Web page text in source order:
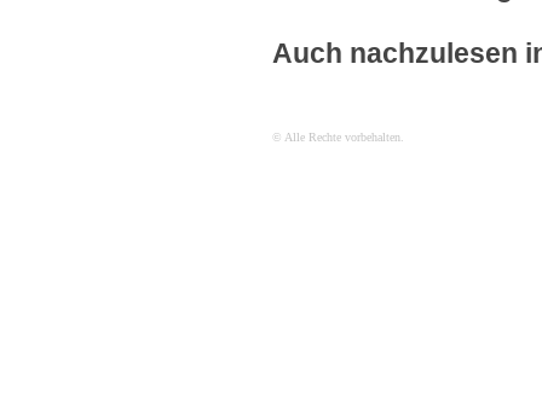
Auch nachzulesen
© Alle Rechte vorbehalten.